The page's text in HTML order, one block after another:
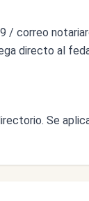
/ correo
directo al
Se